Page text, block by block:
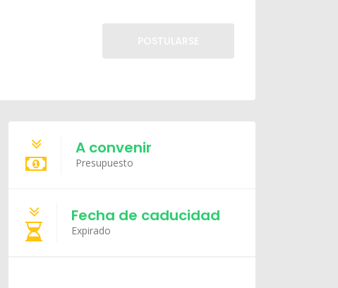
A convenir
Presupuesto
Fecha de caducidad
Expirado